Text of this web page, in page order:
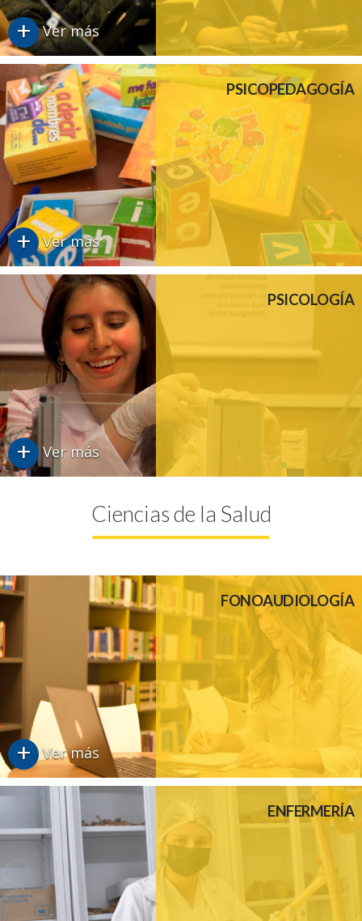
+ Ver más
PSICOPEDAGOGÍA
+ Ver más
PSICOLOGÍA
+ Ver más
Ciencias de la Salud
FONOAUDIOLOGÍA
+ Ver más
ENFERMERÍA